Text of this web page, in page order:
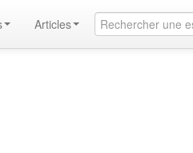
Articles